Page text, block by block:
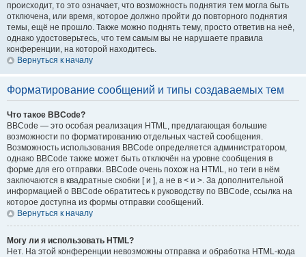
происходит, то это означает, что возможность поднятия тем могла быть
отключена, или время, которое должно пройти до повторного поднятия
темы, ещё не прошло. Также можно поднять тему, просто ответив на неё,
однако удостоверьтесь, что тем самым вы не нарушаете правила
конференции, на которой находитесь.
Вернуться к началу
Форматирование сообщений и типы создаваемых тем
Что такое BBCode?
BBCode — это особая реализация HTML, предлагающая большие
возможности по форматированию отдельных частей сообщения.
Возможность использования BBCode определяется администратором,
однако BBCode также может быть отключён на уровне сообщения в
форме для его отправки. BBCode очень похож на HTML, но теги в нём
заключаются в квадратные скобки [ и ], а не в < и >. За дополнительной
информацией о BBCode обратитесь к руководству по BBCode, ссылка на
которое доступна из формы отправки сообщений.
Вернуться к началу
Могу ли я использовать HTML?
Нет. На этой конференции невозможны отправка и обработка HTML-кода